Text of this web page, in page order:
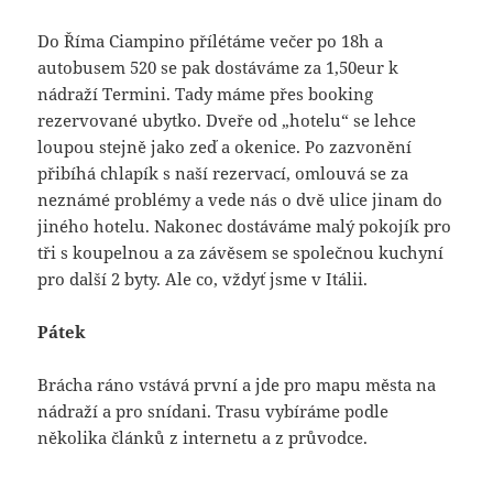
Do Říma Ciampino přílétáme večer po 18h a
autobusem 520 se pak dostáváme za 1,50eur k
nádraží Termini. Tady máme přes booking
rezervované ubytko. Dveře od „hotelu“ se lehce
loupou stejně jako zeď a okenice. Po zazvonění
přibíhá chlapík s naší rezervací, omlouvá se za
neznámé problémy a vede nás o dvě ulice jinam do
jiného hotelu. Nakonec dostáváme malý pokojík pro
tři s koupelnou a za závěsem se společnou kuchyní
pro další 2 byty. Ale co, vždyť jsme v Itálii.
Pátek
Brácha ráno vstává první a jde pro mapu města na
nádraží a pro snídani. Trasu vybíráme podle
několika článků z internetu a z průvodce.